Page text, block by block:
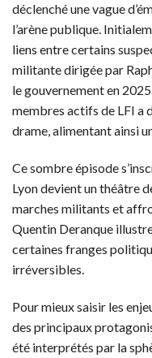
déclenché une vague
l’arène publique.
liens entre certains
militante dirigée par
le gouvernement en
membres actifs de LFI a
drame, alimentant ainsi
Ce sombre épisode
Lyon devient un théâtre
marches militants et
Quentin Deranque
certaines franges
irréversibles.
Pour mieux saisir les
des principaux
été interprétés par la